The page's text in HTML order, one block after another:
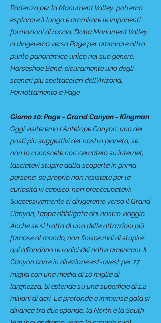
Partenza per la Monument Valley: potremo
esplorare il luogo e ammirare le imponenti
formazioni di roccia. Dalla Monument Valley
ci dirigeremo verso Page per ammirare altro
punto panoramico unico nel suo genere,
Horseshoe Band, sicuramente uno degli
scenari più spettacolari dell'Arizona.
Pernottamento a Page.
Giorno 10: Page - Grand Canyon - Kingman
Oggi visiteremo l'Antelope Canyon, uno dei
posti più suggestivi del nostro pianeta, se
non lo conoscete non cercatelo su internet,
lasciatevi stupire dalla scoperta in prima
persona, se proprio non resistete per la
curiosità vi capisco, non preoccupatevi!
Successivamente ci dirigeremo verso il Grand
Canyon, tappa obbligata del nostro viaggio.
Anche se si tratta di una delle attrazioni più
famose al mondo, non finisce mai di stupire:
qui affondano le radici dei nativi americani. Il
Canyon corre in direzione est-ovest per 27
miglia con una media di 10 miglia di
larghezza. Si estende su una superficie di 1,2
milioni di acri. La profonda e immensa gola si
divarica tra due sponde, la North e la South